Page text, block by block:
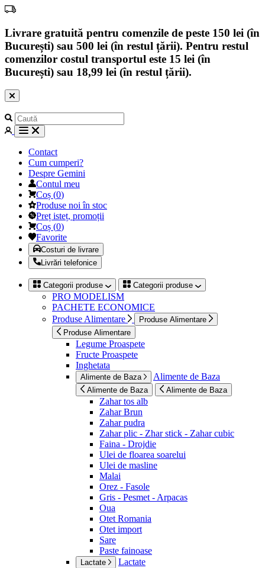
Livrare gratuită pentru comenzile de peste 150 lei (în
București) sau 500 lei (în restul țării). Pentru restul
comenzilor costul transportul este 15 lei (în
București) sau 18,99 lei (în restul țării).
Contact
Cum cumperi?
Despre Gemini
Contul meu
Coș (0)
Produse noi în stoc
Preț isteț, promoții
Coș (0)
Favorite
Costuri de livrare
Livrări telefonice
Categorii produse Categorii produse
PRO MODELISM
PACHETE ECONOMICE
Produse Alimentare
Produse Alimentare
Produse Alimentare
Legume Proaspete
Fructe Proaspete
Inghetata
Alimente de Baza Alimente de Baza
Alimente de Baza Alimente de Baza
Zahar tos alb
Zahar Brun
Zahar pudra
Zahar plic - Zhar stick - Zahar cubic
Faina - Drojdie
Ulei de floarea soarelui
Ulei de masline
Malai
Orez - Fasole
Gris - Pesmet - Arpacas
Oua
Otet Romania
Otet import
Sare
Paste fainoase
Lactate Lactate